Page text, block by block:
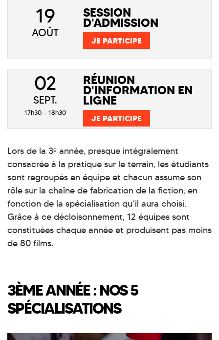
19
AOÛT
SESSION
D'ADMISSION
JE PARTICIPE
02
SEPT.
17h30 - 18h30
RÉUNION
D'INFORMATION EN
LIGNE
JE PARTICIPE
Lors de la 3ᵉ année, presque intégralement
consacrée à la pratique sur le terrain, les étudiants
sont regroupés en équipe et chacun assume son
rôle sur la chaîne de fabrication de la fiction, en
fonction de la spécialisation qu’il aura choisi.
Grâce à ce décloisonnement, 12 équipes sont
constituées chaque année et produisent pas moins
de 80 films.
3ÈME ANNÉE : NOS 5
SPÉCIALISATIONS